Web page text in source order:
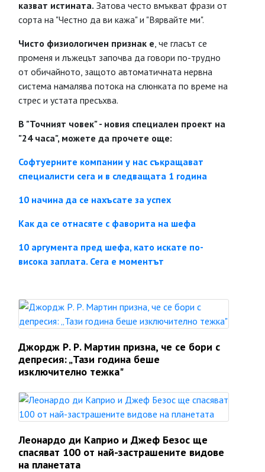
казват истината. Затова често вмъкват фрази от
сорта на "Честно да ви кажа" и "Вярвайте ми".
Чисто физиологичен признак е, че гласът се
променя и лъжецът започва да говори по-трудно
от обичайното, защото автоматичната нервна
система намалява потока на слюнката по време на
стрес и устата пресъхва.
В "Точният човек" - новия специален проект на
"24 часа", можете да прочете още:
Софтуерните компании у нас съкращават
специалисти сега и в следващата 1 година
10 начина да се нахъсате за успех
Как да се отнасяте с фаворита на шефа
10 аргумента пред шефа, като искате по-
висока заплата. Сега е моментът
Джордж Р. Р. Мартин призна, че се бори с
депресия: „Тази година беше
изключително тежка"
Леонардо ди Каприо и Джеф Безос ще
спасяват 100 от най-застрашените видове
на планетата